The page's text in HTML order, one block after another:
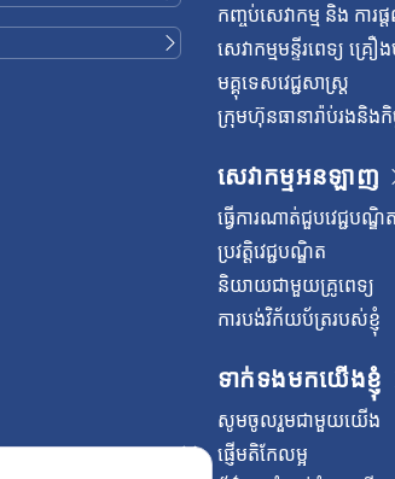
កញ្ចប់សេវាកម្ម និង កា
សេវាកម្មមន្ទីរពេទ្យ គ្រឿងប
មគ្គុទេសវេជ្ជសាស្ត្រ
ក្រុមហ៊ុនធានារ៉ាប់រងនិងកិ
សេវាកម្មអនឡាញ
ធ្វើការណាត់ជួបវេជ្ជបណ្ឌិត
ប្រវត្តិវេជ្ជបណ្ឌិត
និយាយជាមួយគ្រូពេទ្យ
ការបង់វិក័យប័ត្ររបស់ខ្ញុំ
ទាក់ទងមកយើងខ្ញុំ
សូមចូលរួមជាមួយយើង
ផ្ញើមតិកែលម្អ